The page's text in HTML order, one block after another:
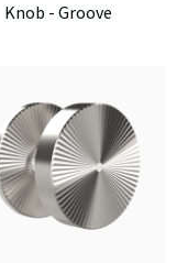
Knob - Groove